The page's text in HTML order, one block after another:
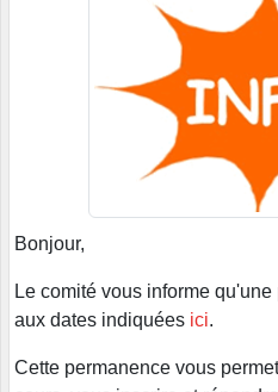
Bonjour,
Le comité vous informe
aux dates indiquées ici.
Cette permanence vous